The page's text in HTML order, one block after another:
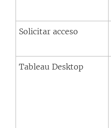
Solicitar acceso
Tableau Desktop